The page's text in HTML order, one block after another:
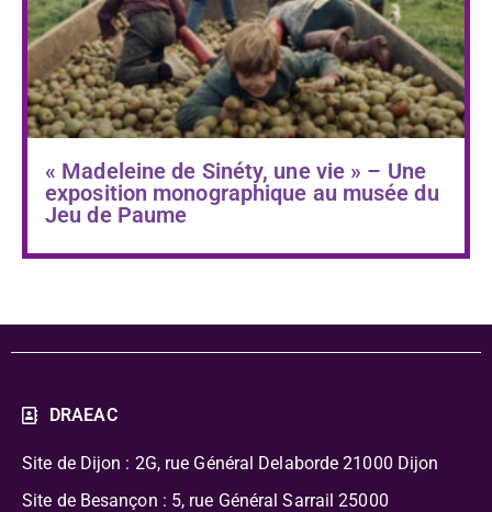
« Madeleine de Sinéty, une vie » – Une
exposition monographique au musée du
Jeu de Paume
DRAEAC
Site de Dijon : 2G, rue Général Delaborde 21000 Dijon
Site de Besançon : 5, rue Général Sarrail 25000